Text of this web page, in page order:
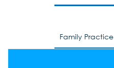
Family Practice